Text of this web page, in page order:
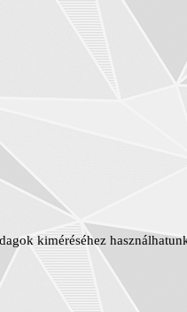
kiméréséhez